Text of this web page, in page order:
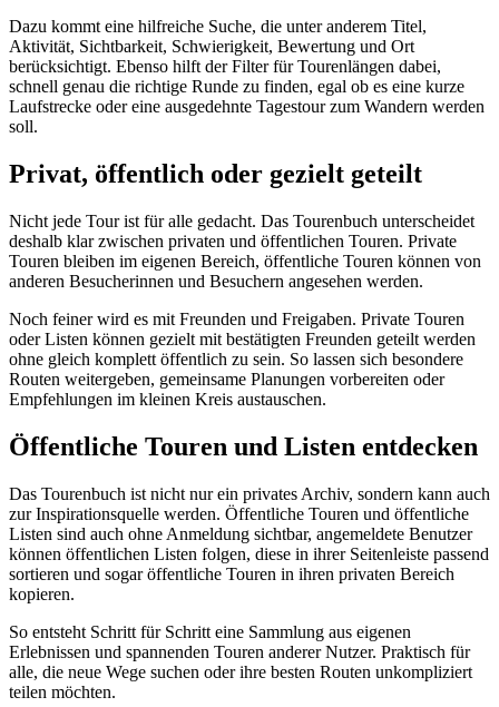
Dazu kommt eine hilfreiche Suche, die unter anderem Titel,
Aktivität, Sichtbarkeit, Schwierigkeit, Bewertung und Ort
berücksichtigt. Ebenso hilft der Filter für Tourenlängen dabei,
schnell genau die richtige Runde zu finden, egal ob es eine kurze
Laufstrecke oder eine ausgedehnte Tagestour zum Wandern werden
soll.
Privat, öffentlich oder gezielt geteilt
Nicht jede Tour ist für alle gedacht. Das Tourenbuch unterscheidet
deshalb klar zwischen privaten und öffentlichen Touren. Private
Touren bleiben im eigenen Bereich, öffentliche Touren können von
anderen Besucherinnen und Besuchern angesehen werden.
Noch feiner wird es mit Freunden und Freigaben. Private Touren
oder Listen können gezielt mit bestätigten Freunden geteilt werden
ohne gleich komplett öffentlich zu sein. So lassen sich besondere
Routen weitergeben, gemeinsame Planungen vorbereiten oder
Empfehlungen im kleinen Kreis austauschen.
Öffentliche Touren und Listen entdecken
Das Tourenbuch ist nicht nur ein privates Archiv, sondern kann auch
zur Inspirationsquelle werden. Öffentliche Touren und öffentliche
Listen sind auch ohne Anmeldung sichtbar, angemeldete Benutzer
können öffentlichen Listen folgen, diese in ihrer Seitenleiste passend
sortieren und sogar öffentliche Touren in ihren privaten Bereich
kopieren.
So entsteht Schritt für Schritt eine Sammlung aus eigenen
Erlebnissen und spannenden Touren anderer Nutzer. Praktisch für
alle, die neue Wege suchen oder ihre besten Routen unkompliziert
teilen möchten.